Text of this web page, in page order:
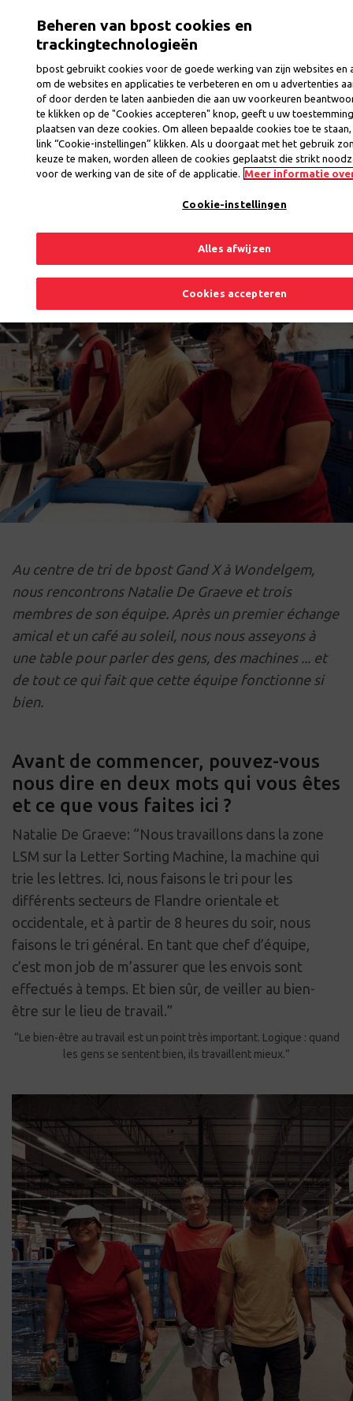
contenu
Des personnes aux machines :
entretien avec une équipe
LSM bien huilée
Au centre de tri de bpost Gand X à Wondelgem,
nous rencontrons Natalie De Graeve et trois
membres de son équipe. Après un premier échange
amical et un café au soleil, nous nous asseyons à
une table pour parler des gens, des machines ... et
de tout ce qui fait que cette équipe fonctionne si
bien.
Avant de commencer, pouvez-vous
nous dire en deux mots qui vous êtes
et ce que vous faites ici ?
Natalie De Graeve: “Nous travaillons dans la zone
LSM sur la Letter Sorting Machine, la machine qui
trie les lettres. Ici, nous faisons le tri pour les
différents secteurs de Flandre orientale et
occidentale, et à partir de 8 heures du soir, nous
faisons le tri général. En tant que chef d’équipe,
c’est mon job de m’assurer que les envois sont
effectués à temps. Et bien sûr, de veiller au bien-
être sur le lieu de travail.”
“Le bien-être au travail est un point très important. Logique : quand
les gens se sentent bien, ils travaillent mieux.”
Beheren van bpost cookies en
trackingtechnologieën
bpost gebruikt cookies voor de goede werking van zijn websites en
om de websites en applicaties te verbeteren en om u advertenties
of door derden te laten aanbieden die aan uw voorkeuren
te klikken op de "Cookies accepteren" knop, geeft u uw
plaatsen van deze cookies. Om alleen bepaalde cookies toe te
link “Cookie-instellingen” klikken. Als u doorgaat met het gebruik
keuze te maken, worden alleen de cookies geplaatst die strikt
voor de werking van de site of de applicatie. Meer informatie
Cookie-instellingen
Alles afwijzen
Cookies accepteren